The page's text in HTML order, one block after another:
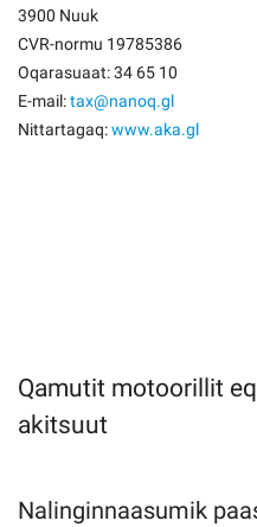
3900 Nuuk
CVR-normu 19785386
Oqarasuaat: 34 65 10
E-mail:tax@nanoq.gl
Nittartagaq:www.aka.gl
Qamutit motoorillit
akitsuut
Nalinginnaasumik